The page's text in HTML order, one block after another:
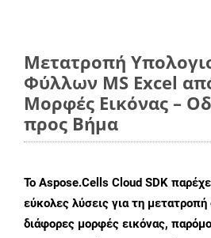
Μετατροπή
Φύλλων MS Excel
Μορφές Εικόνας –
προς Βήμα
Το Aspose.Cells Cloud SDK
εύκολες λύσεις για τη
διάφορες μορφές εικόνας,